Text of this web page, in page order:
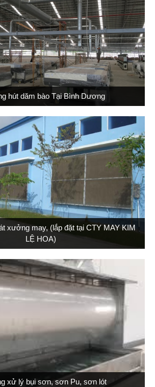
hút dăm bào Tại Bình Dương
xưởng may, (lắp đặt tại CTY MAY KIM
LỆ HOA)
xử lý bụi sơn, sơn Pu, sơn lót